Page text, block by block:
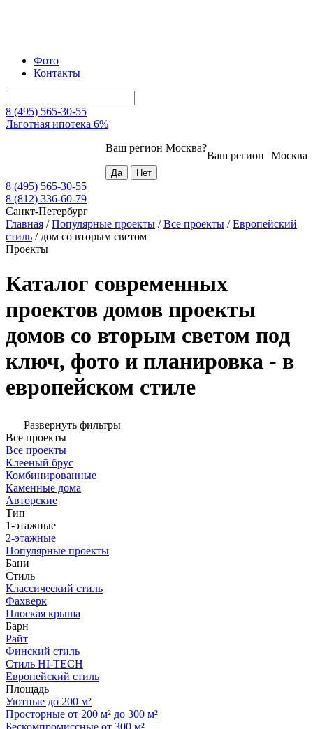
Фото
Контакты
8 (495) 565-30-55
Льготная ипотека 6%
Москва
Ваш регион
Ваш регион Москва?
8 (495) 565-30-55
8 (812) 336-60-79
Санкт-Петербург
Главная /Популярные проекты /Все проекты /Европейский
стиль / дом со вторым светом
Проекты
Каталог современных
проектов домов проекты
домов со вторым светом под
ключ, фото и планировка - в
европейском стиле
Развернуть фильтры
Все проекты
Все проекты
Клееный брус
Комбинированные
Каменные дома
Авторские
Тип
1-этажные
2-этажные
Популярные проекты
Бани
Стиль
Классический стиль
Фахверк
Плоская крыша
Барн
Райт
Финский стиль
Стиль HI-TECH
Европейский стиль
Площадь
Уютные до 200 м²
Просторные от 200 м² до 300 м²